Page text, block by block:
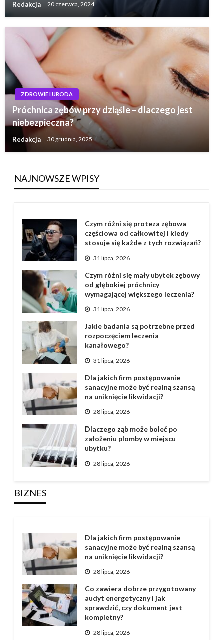
Redakcja 20 czerwca, 2024
ZDROWIE I URODA
Próchnica zębów przy dziąśle – dlaczego jest
niebezpieczna?
Redakcja 30 grudnia, 2025
NAJNOWSZE WPISY
Czym różni się proteza zębowa
częściowa od całkowitej i kiedy
stosuje się każde z tych rozwiązań?
31 lipca, 2026
Czym różni się mały ubytek zębowy
od głębokiej próchnicy
wymagającej większego leczenia?
31 lipca, 2026
Jakie badania są potrzebne przed
rozpoczęciem leczenia
kanałowego?
31 lipca, 2026
Dla jakich firm postępowanie
sanacyjne może być realną szansą
na uniknięcie likwidacji?
28 lipca, 2026
Dlaczego ząb może boleć po
założeniu plomby w miejscu
ubytku?
28 lipca, 2026
BIZNES
Dla jakich firm postępowanie
sanacyjne może być realną szansą
na uniknięcie likwidacji?
28 lipca, 2026
Co zawiera dobrze przygotowany
audyt energetyczny i jak
sprawdzić, czy dokument jest
kompletny?
28 lipca, 2026